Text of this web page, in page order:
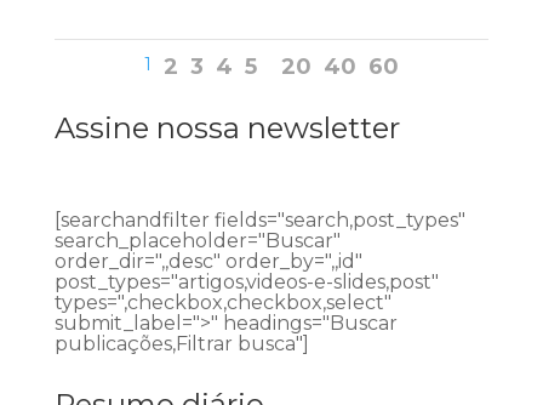
1 2 3 4 5 20 40 60
Assine nossa newsletter
[searchandfilter fields="search,post_types"
search_placeholder="Buscar"
order_dir=",,desc" order_by=",,id"
post_types="artigos,videos-e-slides,post"
types=",checkbox,checkbox,select"
submit_label=">" headings="Buscar
publicações,Filtrar busca"]